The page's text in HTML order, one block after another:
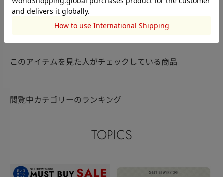
RODEO CROWNS WIDE
BOWL
大山瑞貴
このアイテムを見た人がチェックしている商品
閲覧中カテゴリーのランキング
TOPICS